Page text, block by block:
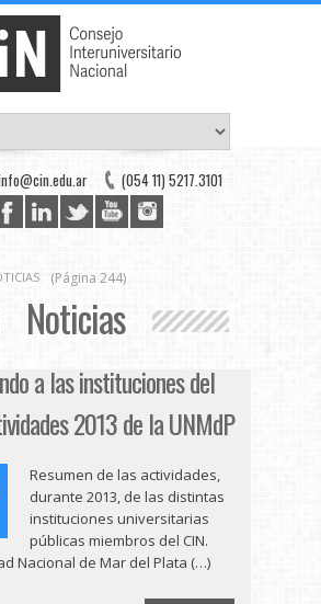
(054 11) 5217.3101
(Página 244)
Noticias
a las instituciones del
2013 de la UNMdP
Resumen de las actividades,
durante 2013, de las distintas
instituciones universitarias
públicas miembros del CIN.
Nacional de Mar del Plata (…)